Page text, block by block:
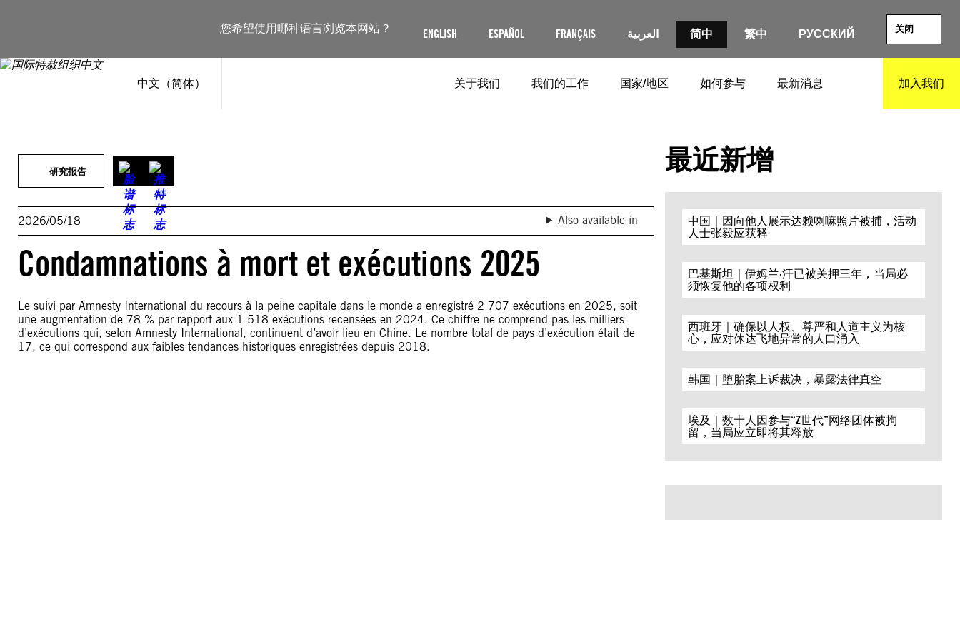
您希望使用哪种语言浏览本网站？ ENGLISH ESPAÑOL FRANÇAIS العربية 简中 繁中 РУССКИЙ 关闭
中文（简体） 关于我们 我们的工作 国家/地区 如何参与 最新消息 加入我们
研究报告
2026/05/18 Also available in
Condamnations à mort et exécutions 2025
Le suivi par Amnesty International du recours à la peine capitale dans le monde a enregistré 2 707 exécutions en 2025, soit
une augmentation de 78 % par rapport aux 1 518 exécutions recensées en 2024. Ce chiffre ne comprend pas les milliers
d’exécutions qui, selon Amnesty International, continuent d’avoir lieu en Chine. Le nombre total de pays d’exécution était de
17, ce qui correspond aux faibles tendances historiques enregistrées depuis 2018.
最近新增
中国｜因向他人展示达赖喇嘛照片被捕，活动
人士张毅应获释
巴基斯坦｜伊姆兰·汗已被关押三年，当局必
须恢复他的各项权利
西班牙｜确保以人权、尊严和人道主义为核
心，应对休达飞地异常的人口涌入
韩国｜堕胎案上诉裁决，暴露法律真空
埃及｜数十人因参与“Z世代”网络团体被拘
留，当局应立即将其释放